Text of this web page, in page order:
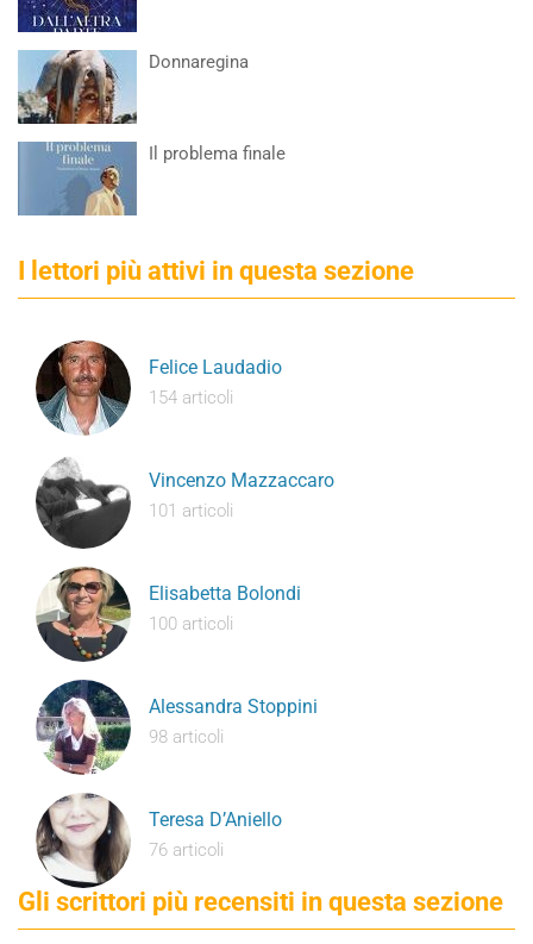
Donnaregina
Il problema finale
I lettori più attivi in questa sezione
Felice Laudadio
154 articoli
Vincenzo Mazzaccaro
101 articoli
Elisabetta Bolondi
100 articoli
Alessandra Stoppini
98 articoli
Teresa D’Aniello
76 articoli
Gli scrittori più recensiti in questa sezione